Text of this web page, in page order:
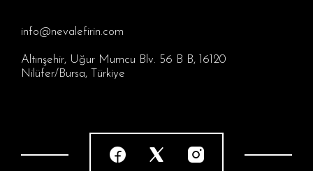
info@nevalefirin.com
Altınşehir, Uğur Mumcu Blv. 56 B B, 16120
Nilüfer/Bursa, Türkiye